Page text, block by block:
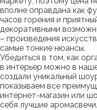
вполне оправдана как
часов горения и
декоративными
– произведения
самые тонкие нюансы.
Убедиться в том, как
в интерьер можно в
создали уникальный
показываем все
интернет-магазин или
себя лучшие аромасвечи.